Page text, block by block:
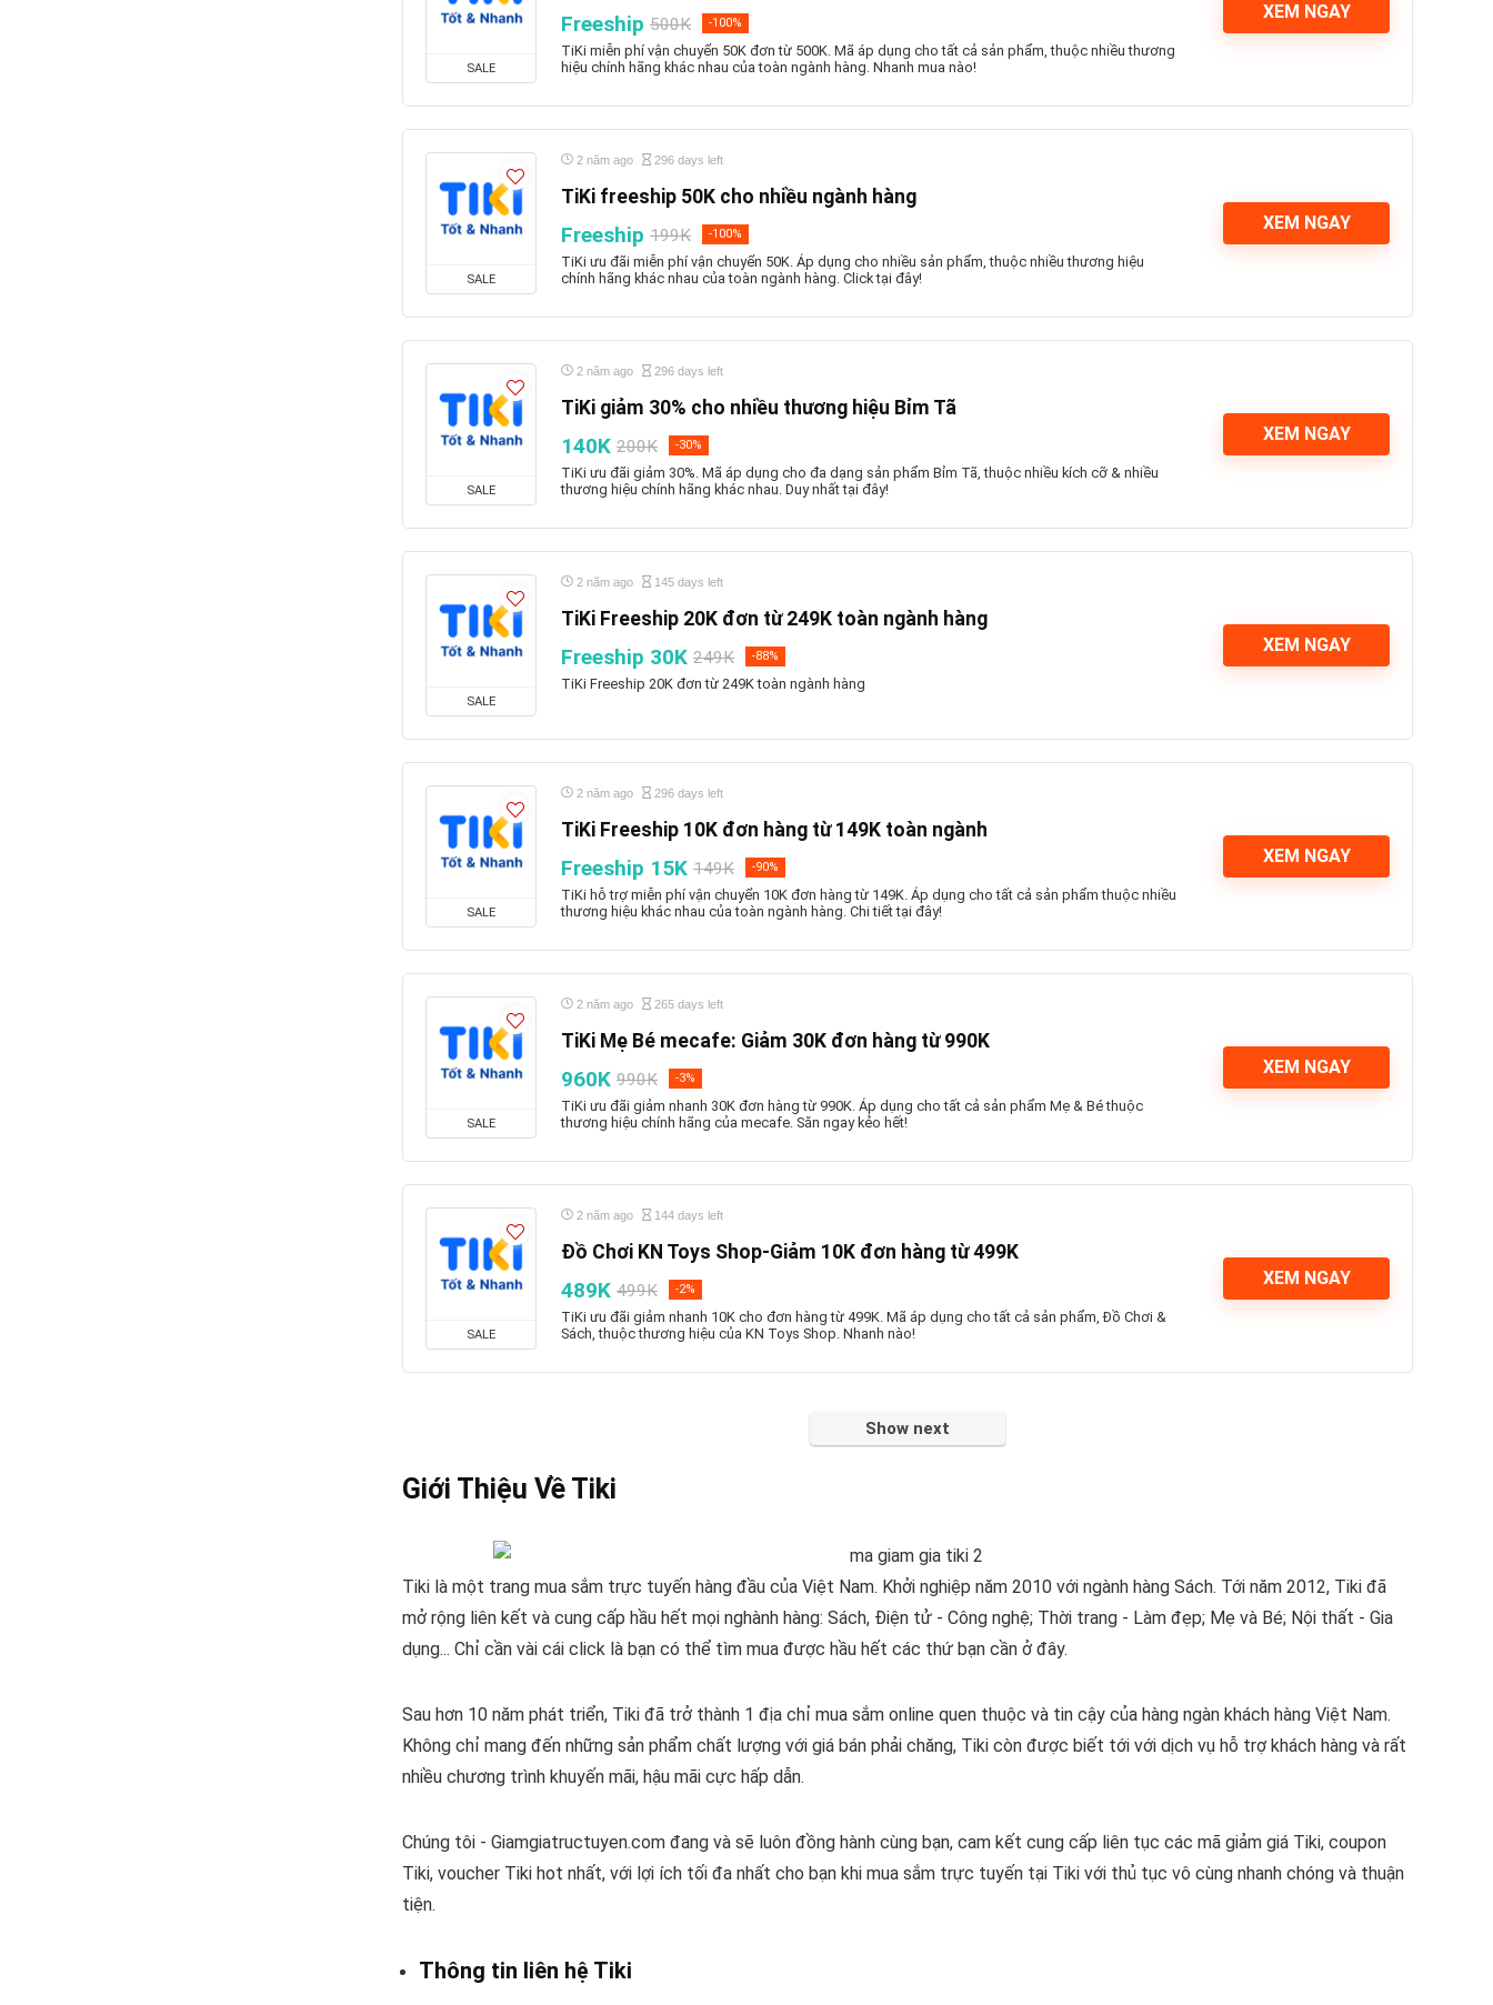
SALE
Freeship 500K -100%
TiKi miễn phí vận chuyển 50K đơn từ 500K. Mã áp dụng cho tất cả sản phẩm, thuộc nhiều thương
hiệu chính hãng khác nhau của toàn ngành hàng. Nhanh mua nào!
XEM NGAY
SALE
2 năm ago 296 days left
TiKi freeship 50K cho nhiều ngành hàng
Freeship 199K -100%
TiKi ưu đãi miễn phí vận chuyển 50K. Áp dụng cho nhiều sản phẩm, thuộc nhiều thương hiệu
chính hãng khác nhau của toàn ngành hàng. Click tại đây!
XEM NGAY
SALE
2 năm ago 296 days left
TiKi giảm 30% cho nhiều thương hiệu Bỉm Tã
140K 200K -30%
TiKi ưu đãi giảm 30%. Mã áp dụng cho đa dạng sản phẩm Bỉm Tã, thuộc nhiều kích cỡ & nhiều
thương hiệu chính hãng khác nhau. Duy nhất tại đây!
XEM NGAY
SALE
2 năm ago 145 days left
TiKi Freeship 20K đơn từ 249K toàn ngành hàng
Freeship 30K 249K -88%
TiKi Freeship 20K đơn từ 249K toàn ngành hàng
XEM NGAY
SALE
2 năm ago 296 days left
TiKi Freeship 10K đơn hàng từ 149K toàn ngành
Freeship 15K 149K -90%
TiKi hỗ trợ miễn phí vận chuyển 10K đơn hàng từ 149K. Áp dụng cho tất cả sản phẩm thuộc nhiều
thương hiệu khác nhau của toàn ngành hàng. Chi tiết tại đây!
XEM NGAY
SALE
2 năm ago 265 days left
TiKi Mẹ Bé mecafe: Giảm 30K đơn hàng từ 990K
960K 990K -3%
TiKi ưu đãi giảm nhanh 30K đơn hàng từ 990K. Áp dụng cho tất cả sản phẩm Mẹ & Bé thuộc
thương hiệu chính hãng của mecafe. Săn ngay kẻo hết!
XEM NGAY
SALE
2 năm ago 144 days left
Đồ Chơi KN Toys Shop-Giảm 10K đơn hàng từ 499K
489K 499K -2%
TiKi ưu đãi giảm nhanh 10K cho đơn hàng từ 499K. Mã áp dụng cho tất cả sản phẩm, Đồ Chơi &
Sách, thuộc thương hiệu của KN Toys Shop. Nhanh nào!
XEM NGAY
Show next
Giới Thiệu Về Tiki
Tiki là một trang mua sắm trực tuyến hàng đầu của Việt Nam. Khởi nghiệp năm 2010 với ngành hàng Sách. Tới năm 2012, Tiki đã
mở rộng liên kết và cung cấp hầu hết mọi nghành hàng: Sách, Điện tử - Công nghệ; Thời trang - Làm đẹp; Mẹ và Bé; Nội thất - Gia
dụng... Chỉ cần vài cái click là bạn có thể tìm mua được hầu hết các thứ bạn cần ở đây.
Sau hơn 10 năm phát triển, Tiki đã trở thành 1 địa chỉ mua sắm online quen thuộc và tin cậy của hàng ngàn khách hàng Việt Nam.
Không chỉ mang đến những sản phẩm chất lượng với giá bán phải chăng, Tiki còn được biết tới với dịch vụ hỗ trợ khách hàng và rất
nhiều chương trình khuyến mãi, hậu mãi cực hấp dẫn.
Chúng tôi - Giamgiatructuyen.com đang và sẽ luôn đồng hành cùng bạn, cam kết cung cấp liên tục các mã giảm giá Tiki, coupon
Tiki, voucher Tiki hot nhất, với lợi ích tối đa nhất cho bạn khi mua sắm trực tuyến tại Tiki với thủ tục vô cùng nhanh chóng và thuận
tiện.
Thông tin liên hệ Tiki